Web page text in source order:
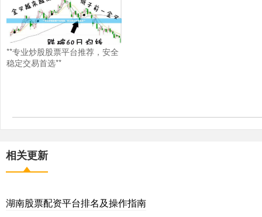
**专业炒股股票平台推荐，安全
稳定交易首选**
相关更新
湖南股票配资平台排名及操作指南